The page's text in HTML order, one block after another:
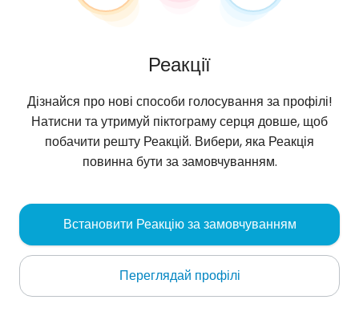
f4ws7fwpx , 29
Nice
Про мене
Реакції
Дізнайся про нові способи голосування за профілі!
Натисни та утримуй піктограму серця довше, щоб
побачити решту Реакцій. Вибери, яка Реакція
повинна бути за замовчуванням.
Встановити Реакцію за замовчуванням
Переглядай профілі